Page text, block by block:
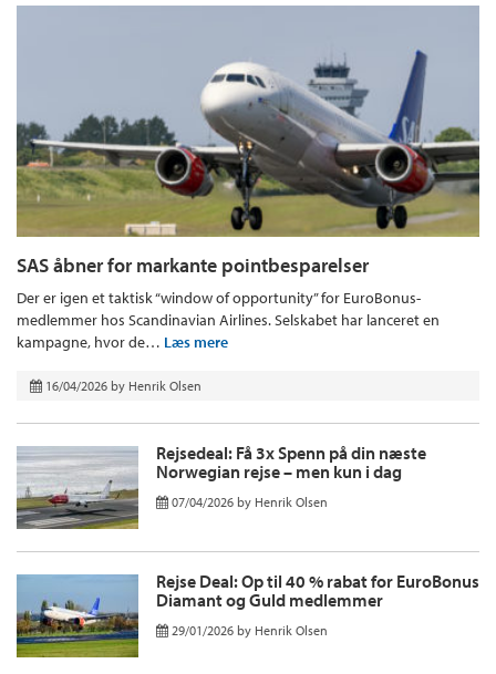
SAS åbner for markante pointbesparelser
Der er igen et taktisk “window of opportunity” for EuroBonus-
medlemmer hos Scandinavian Airlines. Selskabet har lanceret en
kampagne, hvor de… Læs mere
16/04/2026 by Henrik Olsen
Rejsedeal: Få 3x Spenn på din næste
Norwegian rejse – men kun i dag
07/04/2026 by Henrik Olsen
Rejse Deal: Op til 40 % rabat for EuroBonus
Diamant og Guld medlemmer
29/01/2026 by Henrik Olsen